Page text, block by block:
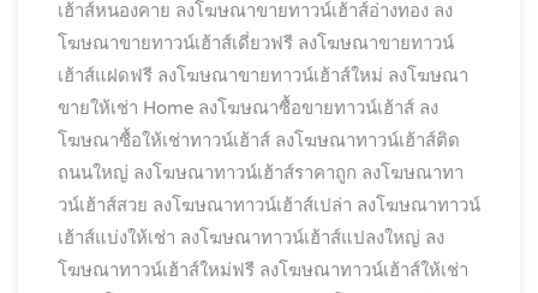
เฮ้าส์หนองคาย ลงโฆษณาขายทาวน์เฮ้าส์อ่างทอง ลง
โฆษณาขายทาวน์เฮ้าส์เดี่ยวฟรี ลงโฆษณาขายทาวน์
เฮ้าส์แฝดฟรี ลงโฆษณาขายทาวน์เฮ้าส์ใหม่ ลงโฆษณา
ขายให้เช่า Home ลงโฆษณาซื้อขายทาวน์เฮ้าส์ ลง
โฆษณาซื้อให้เช่าทาวน์เฮ้าส์ ลงโฆษณาทาวน์เฮ้าส์ติด
ถนนใหญ่ ลงโฆษณาทาวน์เฮ้าส์ราคาถูก ลงโฆษณาทา
วน์เฮ้าส์สวย ลงโฆษณาทาวน์เฮ้าส์เปล่า ลงโฆษณาทาวน์
เฮ้าส์แบ่งให้เช่า ลงโฆษณาทาวน์เฮ้าส์แปลงใหญ่ ลง
โฆษณาทาวน์เฮ้าส์ใหม่ฟรี ลงโฆษณาทาวน์เฮ้าส์ให้เช่า